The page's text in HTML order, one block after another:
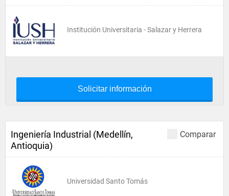
Institución Universitaria - Salazar y Herrera
Solicitar información
Comparar
Ingeniería Industrial (Medellín,
Antioquia)
Universidad Santo Tomás